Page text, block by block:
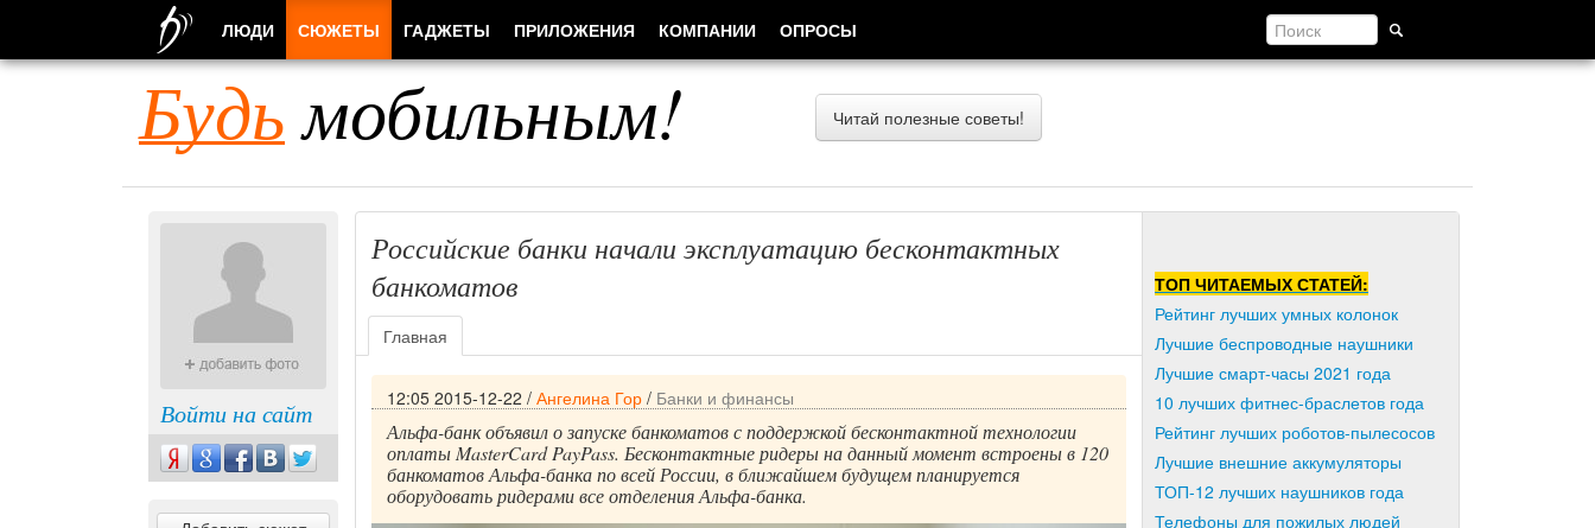
Будьмобильным! Читай полезные советы!
Войти на сайт
Российские банки начали эксплуатацию бесконтактных
банкоматов
Главная
12:05 2015-12-22 / Ангелина Гор / Банки и финансы
Альфа-банк объявил о запуске банкоматов с поддержкой бесконтактной технологии
оплаты MasterCard PayPass. Бесконтактные ридеры на данный момент встроены в 120
банкоматов Альфа-банка по всей России, в ближайшем будущем планируется
оборудовать ридерами все отделения Альфа-банка.
ТОП ЧИТАЕМЫХ СТАТЕЙ:
Рейтинг лучших умных колонок
Лучшие беспроводные наушники
Лучшие смарт-часы 2021 года
10 лучших фитнес-браслетов года
Рейтинг лучших роботов-пылесосов
Лучшие внешние аккумуляторы
ТОП-12 лучших наушников года
Телефоны для пожилых людей
ЛЮДИ СЮЖЕТЫ ГАДЖЕТЫ ПРИЛОЖЕНИЯ КОМПАНИИ ОПРОСЫ